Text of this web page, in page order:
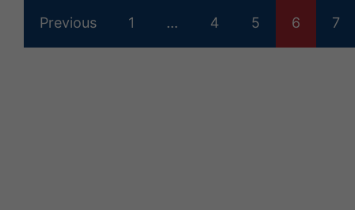
Previous 1 … 4 5 6 7